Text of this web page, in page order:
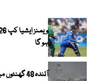
ہو گا
آئندہ 48